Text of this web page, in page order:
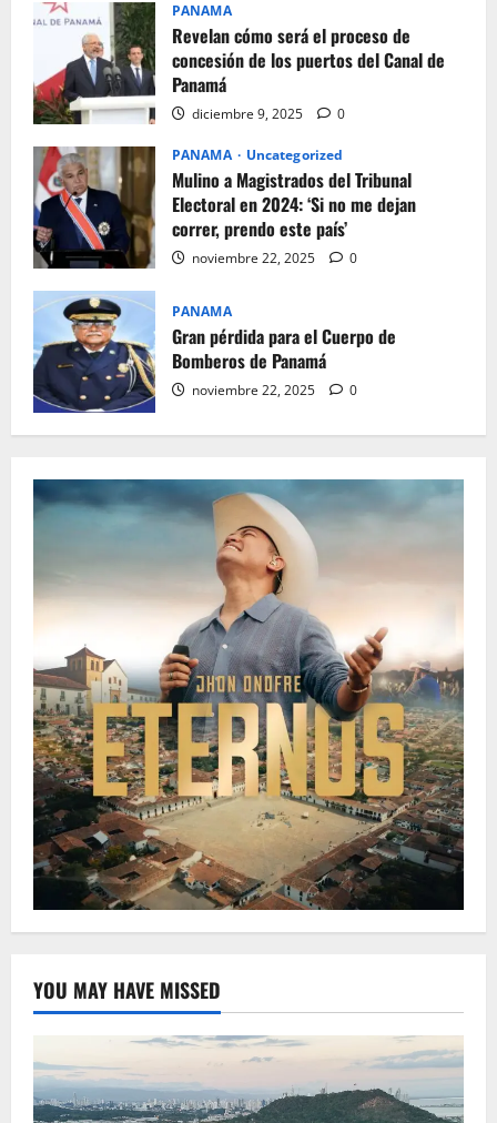
PANAMA
Revelan cómo será el proceso de
concesión de los puertos del Canal de
Panamá
diciembre 9, 2025 0
PANAMA Uncategorized
Mulino a Magistrados del Tribunal
Electoral en 2024: ‘Si no me dejan
correr, prendo este país’
noviembre 22, 2025 0
PANAMA
Gran pérdida para el Cuerpo de
Bomberos de Panamá
noviembre 22, 2025 0
YOU MAY HAVE MISSED